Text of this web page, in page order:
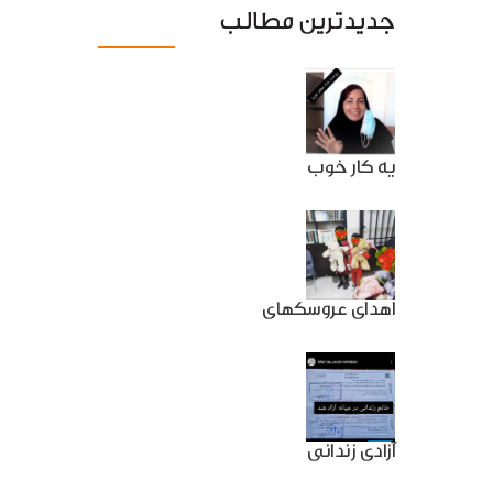
جدیدترین مطالب
یه کار خوب
اهدای عروسکهای
آزادی زندانی